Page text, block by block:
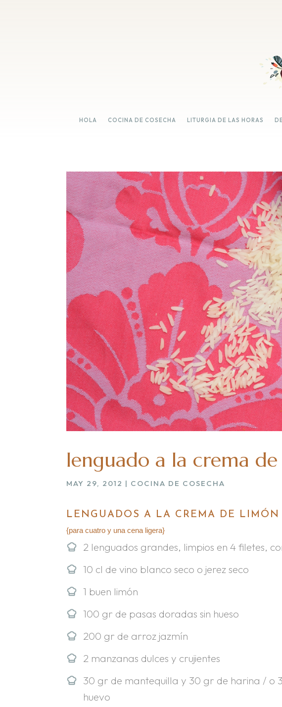
HOLA COCINA DE COSECHA LITURGIA DE LAS HORAS
lenguado a la crema
MAY 29, 2012 | COCINA DE COSECHA
LENGUADOS A LA CREMA DE LIMÓN
{para cuatro y una cena ligera}
2 lenguados grandes, limpios en 4 filetes,
10 cl de vino blanco seco o jerez seco
1 buen limón
100 gr de pasas doradas sin hueso
200 gr de arroz jazmín
2 manzanas dulces y crujientes
30 gr de mantequilla y 30 gr de harina / o
huevo